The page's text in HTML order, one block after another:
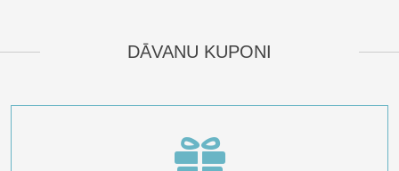
DĀVANU KUPONI